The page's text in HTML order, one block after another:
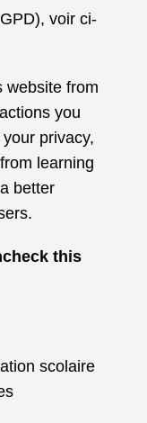
voir ci-
website from
you
privacy,
learning
better
this
scolaire